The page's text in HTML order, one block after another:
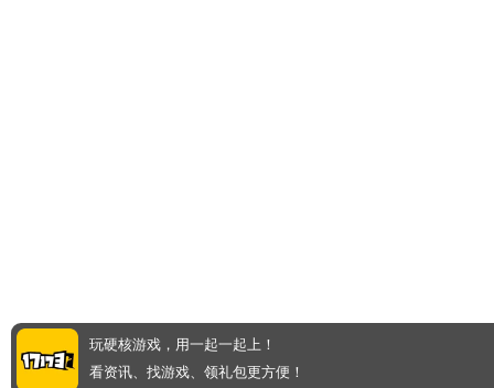
玩硬核游戏，用一起一起上！
看资讯、找游戏、领礼包更方便！